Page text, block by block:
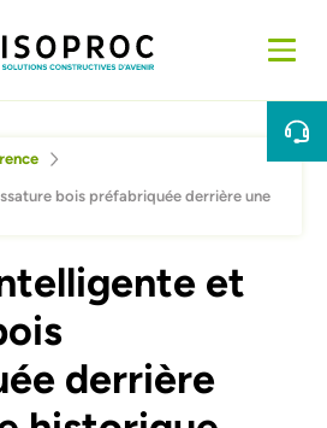
bois préfabriquée derrière une
et
derrière